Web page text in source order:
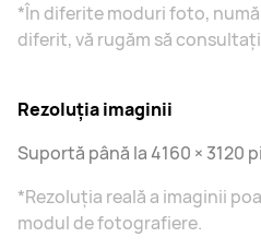
*În diferite moduri foto,
diferit, vă rugăm să
Rezoluția imaginii
Suportă până la 4160 × 3120
*Rezoluția reală a imaginii
modul de fotografiere.